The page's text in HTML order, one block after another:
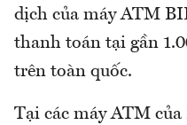
dịch của máy ATM
thanh toán tại gần
trên toàn quốc.
Tại các máy ATM